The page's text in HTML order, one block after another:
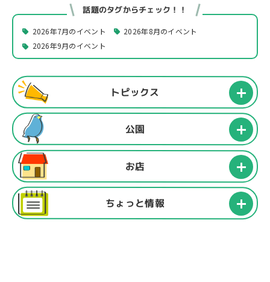
話題のタグからチェック！！
2026年7月のイベント
2026年8月のイベント
2026年9月のイベント
トピックス
公園
お店
ちょっと情報